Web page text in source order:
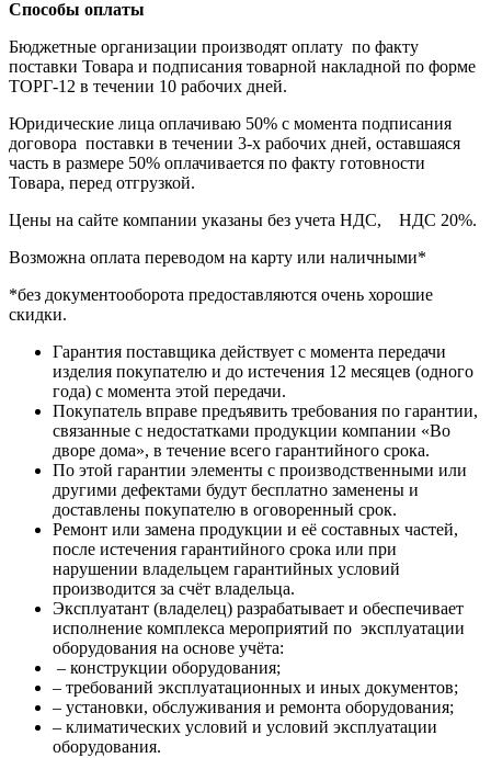
Способы оплаты
Бюджетные организации производят оплату по факту
поставки Товара и подписания товарной накладной по форме
ТОРГ-12 в течении 10 рабочих дней.
Юридические лица оплачиваю 50% с момента подписания
договора поставки в течении 3-х рабочих дней, оставшаяся
часть в размере 50% оплачивается по факту готовности
Товара, перед отгрузкой.
Цены на сайте компании указаны без учета НДС, НДС 20%.
Возможна оплата переводом на карту или наличными*
*без документооборота предоставляются очень хорошие
скидки.
Гарантия поставщика действует с момента передачи
изделия покупателю и до истечения 12 месяцев (одного
года) с момента этой передачи.
Покупатель вправе предъявить требования по гарантии,
связанные с недостатками продукции компании «Во
дворе дома», в течение всего гарантийного срока.
По этой гарантии элементы с производственными или
другими дефектами будут бесплатно заменены и
доставлены покупателю в оговоренный срок.
Ремонт или замена продукции и её составных частей,
после истечения гарантийного срока или при
нарушении владельцем гарантийных условий
производится за счёт владельца.
Эксплуатант (владелец) разрабатывает и обеспечивает
исполнение комплекса мероприятий по эксплуатации
оборудования на основе учёта:
– конструкции оборудования;
– требований эксплуатационных и иных документов;
– установки, обслуживания и ремонта оборудования;
– климатических условий и условий эксплуатации
оборудования.